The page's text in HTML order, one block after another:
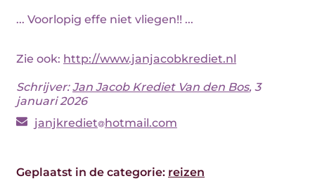
... Voorlopig effe niet vliegen!! ...
Zie ook: http://www.janjacobkrediet.nl
Schrijver:Jan Jacob Krediet Van den Bos, 3
januari 2026
janjkrediet hotmail.com
Geplaatst in de categorie: reizen